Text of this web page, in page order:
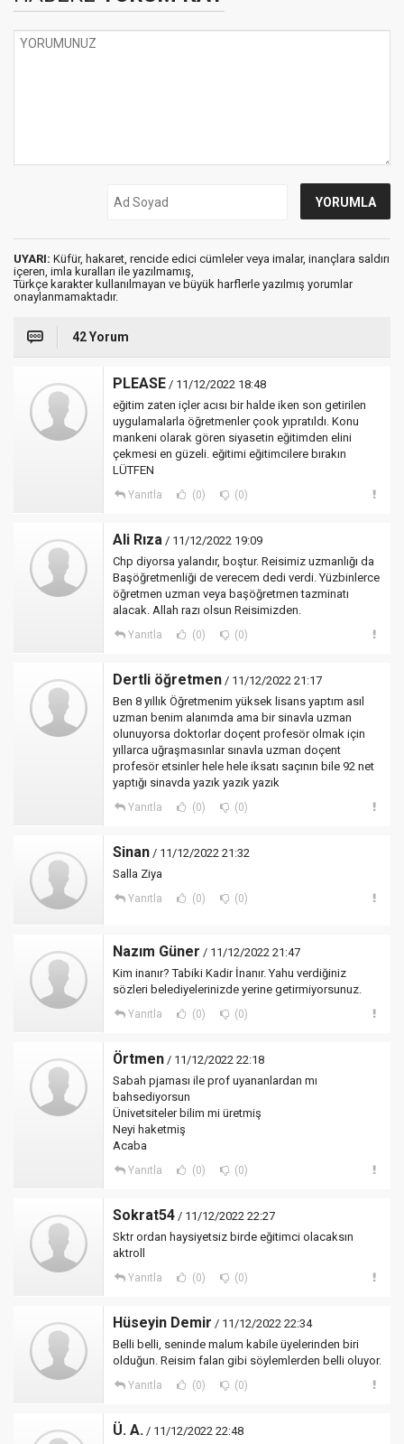
UYARI: Küfür, hakaret, rencide edici cümleler veya imalar, inançlara saldırı
içeren, imla kuralları ile yazılmamış,
Türkçe karakter kullanılmayan ve büyük harflerle yazılmış yorumlar
onaylanmamaktadır.
42 Yorum
PLEASE / 11/12/2022 18:48
eğitim zaten içler acısı bir halde iken son getirilen
uygulamalarla öğretmenler çook yıpratıldı. Konu
mankeni olarak gören siyasetin eğitimden elini
çekmesi en güzeli. eğitimi eğitimcilere bırakın
LÜTFEN
Yanıtla (0) (0)
Ali Rıza / 11/12/2022 19:09
Chp diyorsa yalandır, boştur. Reisimiz uzmanlığı da
Başöğretmenliği de verecem dedi verdi. Yüzbinlerce
öğretmen uzman veya başöğretmen tazminatı
alacak. Allah razı olsun Reisimizden.
Yanıtla (0) (0)
Dertli öğretmen / 11/12/2022 21:17
Ben 8 yıllık Öğretmenim yüksek lisans yaptım asıl
uzman benim alanımda ama bir sinavla uzman
olunuyorsa doktorlar doçent profesör olmak için
yıllarca uğraşmasınlar sınavla uzman doçent
profesör etsinler hele hele iksatı saçının bile 92 net
yaptığı sinavda yazık yazık yazık
Yanıtla (0) (0)
Sinan / 11/12/2022 21:32
Salla Ziya
Yanıtla (0) (0)
Nazım Güner / 11/12/2022 21:47
Kim inanır? Tabiki Kadir İnanır. Yahu verdiğiniz
sözleri belediyelerinizde yerine getirmiyorsunuz.
Yanıtla (0) (0)
Örtmen / 11/12/2022 22:18
Sabah pjaması ile prof uyananlardan mı
bahsediyorsun
Ünivetsiteler bilim mi üretmiş
Neyi haketmiş
Acaba
Yanıtla (0) (0)
Sokrat54 / 11/12/2022 22:27
Sktr ordan haysiyetsiz birde eğitimci olacaksın
aktroll
Yanıtla (0) (0)
Hüseyin Demir / 11/12/2022 22:34
Belli belli, seninde malum kabile üyelerinden biri
olduğun. Reisim falan gibi söylemlerden belli oluyor.
Yanıtla (0) (0)
Ü. A. / 11/12/2022 22:48